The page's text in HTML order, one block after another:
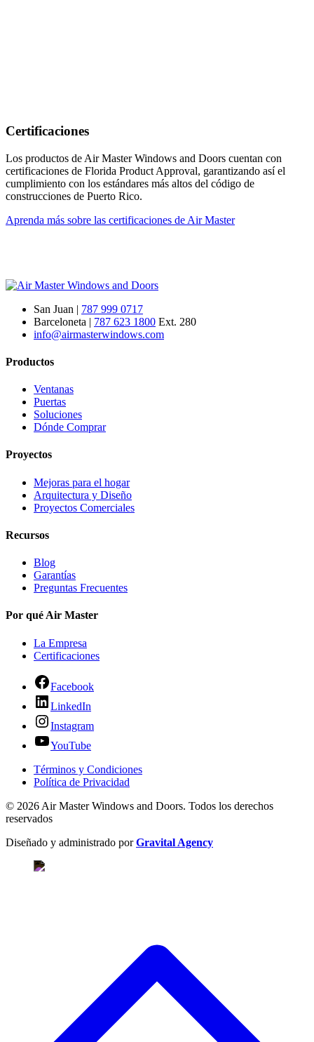
Certificaciones
Los productos de Air Master Windows and Doors cuentan con
certificaciones de Florida Product Approval, garantizando así el
cumplimiento con los estándares más altos del código de
construcciones de Puerto Rico.
Aprenda más sobre las certificaciones de Air Master
San Juan | 787 999 0717
Barceloneta | 787 623 1800 Ext. 280
info@airmasterwindows.com
Productos
Ventanas
Puertas
Soluciones
Dónde Comprar
Proyectos
Mejoras para el hogar
Arquitectura y Diseño
Proyectos Comerciales
Recursos
Blog
Garantías
Preguntas Frecuentes
Por qué Air Master
La Empresa
Certificaciones
Facebook
LinkedIn
Instagram
YouTube
Términos y Condiciones
Política de Privacidad
© 2026 Air Master Windows and Doors. Todos los derechos
reservados
Diseñado y administrado porGravital Agency